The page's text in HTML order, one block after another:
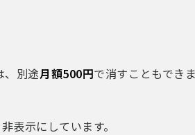
、別途月額500円で消すこともでき
表示にしています。